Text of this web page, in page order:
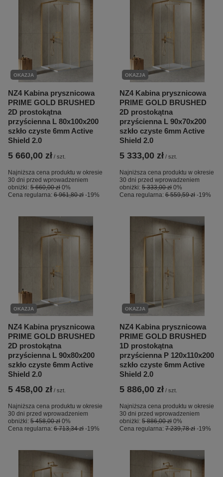
OKAZJA
NZ4 Kabina prysznicowa
PRIME GOLD BRUSHED
2D prostokątna
przyścienna L 80x100x200
szkło czyste 6mm Active
Shield 2.0
5 660,00 zł / szt.
Najniższa cena produktu w okresie
30 dni przed wprowadzeniem
obniżki: 5 660,00 zł 0%
Cena regularna: 6 961,80 zł -19%
OKAZJA
NZ4 Kabina prysznicowa
PRIME GOLD BRUSHED
2D prostokątna
przyścienna L 90x70x200
szkło czyste 6mm Active
Shield 2.0
5 333,00 zł / szt.
Najniższa cena produktu w okresie
30 dni przed wprowadzeniem
obniżki: 5 333,00 zł 0%
Cena regularna: 6 559,59 zł -19%
OKAZJA
NZ4 Kabina prysznicowa
PRIME GOLD BRUSHED
2D prostokątna
przyścienna L 90x80x200
szkło czyste 6mm Active
Shield 2.0
5 458,00 zł / szt.
Najniższa cena produktu w okresie
30 dni przed wprowadzeniem
obniżki: 5 458,00 zł 0%
Cena regularna: 6 713,34 zł -19%
OKAZJA
NZ4 Kabina prysznicowa
PRIME GOLD BRUSHED
1D prostokątna
przyścienna P 120x110x200
szkło czyste 6mm Active
Shield 2.0
5 886,00 zł / szt.
Najniższa cena produktu w okresie
30 dni przed wprowadzeniem
obniżki: 5 886,00 zł 0%
Cena regularna: 7 239,78 zł -19%